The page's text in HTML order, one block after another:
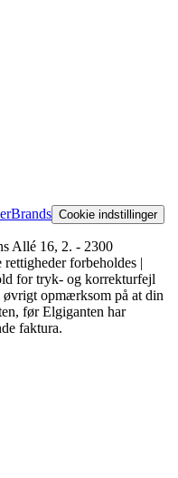
Brands Cookie indstillinger
Allé 16, 2. - 2300
forbeholdes |
for tryk- og korrekturfejl
opmærksom på at din
før Elgiganten har
faktura.